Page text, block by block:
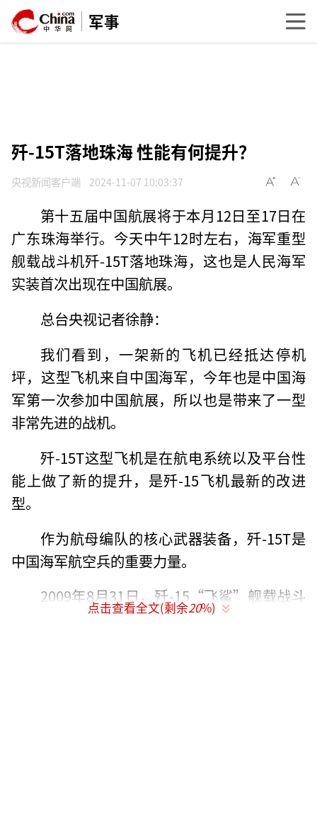
军事
歼-15T落地珠海 性能有何提升？
央视新闻客户端 2024-11-07 10:03:37
第十五届中国航展将于本月12日至17日在
广东珠海举行。今天中午12时左右，海军重型
舰载战斗机歼-15T落地珠海，这也是人民海军
实装首次出现在中国航展。
总台央视记者徐静：
我们看到，一架新的飞机已经抵达停机
坪，这型飞机来自中国海军，今年也是中国海
军第一次参加中国航展，所以也是带来了一型
非常先进的战机。
歼-15T这型飞机是在航电系统以及平台性
能上做了新的提升，是歼-15飞机最新的改进
型。
作为航母编队的核心武器装备，歼-15T是
中国海军航空兵的重要力量。
2009年8月31日，歼-15“飞鲨”舰载战斗
机在沈阳成功首飞，到今天整整15年过去了。1
点击查看全文(剩余20%)